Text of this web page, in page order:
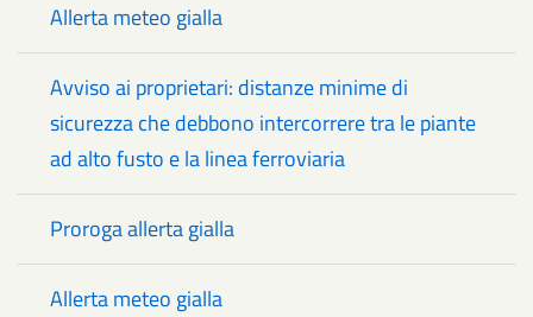
Allerta meteo gialla
Avviso ai proprietari: distanze minime di
sicurezza che debbono intercorrere tra le piante
ad alto fusto e la linea ferroviaria
Proroga allerta gialla
Allerta meteo gialla